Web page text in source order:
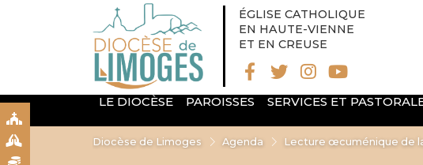
ÉGLISE CATHOLIQUE
EN HAUTE-VIENNE
ET EN CREUSE
LE DIOCÈSE PAROISSES SERVICES ET
Diocèse de Limoges Agenda Lecture œcuménique de